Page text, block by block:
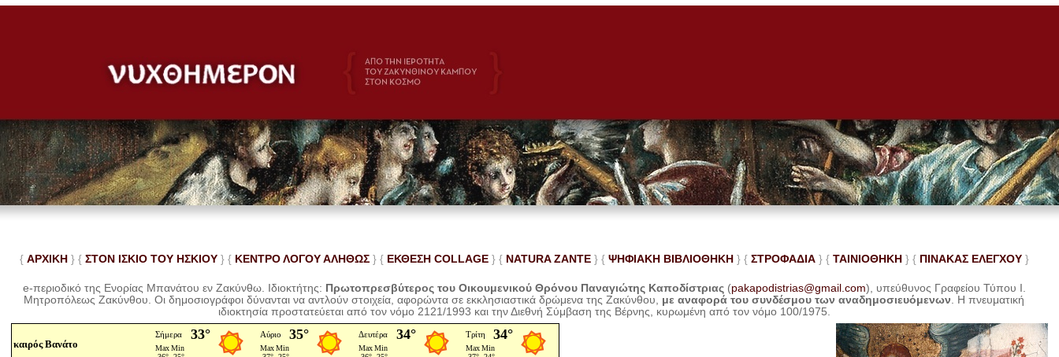
{ ΑΡΧΙΚΗ } { ΣΤΟΝ ΙΣΚΙΟ ΤΟΥ ΗΣΚΙΟΥ } { ΚΕΝΤΡΟ ΛΟΓΟΥ ΑΛΗΘΩΣ } { ΕΚΘΕΣΗ COLLAGE }{ NATURA ZANTE} { ΨΗΦΙΑΚΗ ΒΙΒΛΙΟΘΗΚΗ } { ΣΤΡΟΦΑΔΙΑ } { ΤΑΙΝΙΟΘΗΚΗ } { ΠΙΝΑΚΑΣ ΕΛΕΓΧΟΥ}
e-περιοδικό της Ενορίας Μπανάτου εν Ζακύνθω. Ιδιοκτήτης: Πρωτοπρεσβύτερος του Οικουμενικού Θρόνου Παναγιώτης Καποδίστριας (pakapodistrias@gmail.com), υπεύθυνος Γραφείου Τύπου Ι.
Μητροπόλεως Ζακύνθου.Οι δημοσιογράφοι δύνανται να αντλούν στοιχεία, αφορώντα σε εκκλησιαστικά δρώμενα της Ζακύνθου, με αναφορά του συνδέσμου των αναδημοσιευόμενων . Ηπνευματική
ιδιοκτησία προστατεύεται από τον νόμο 2121/1993 και την Διεθνή Σύμβαση της Βέρνης, κυρωμένη από τον νόμο 100/1975.
καιρός Βανάτο